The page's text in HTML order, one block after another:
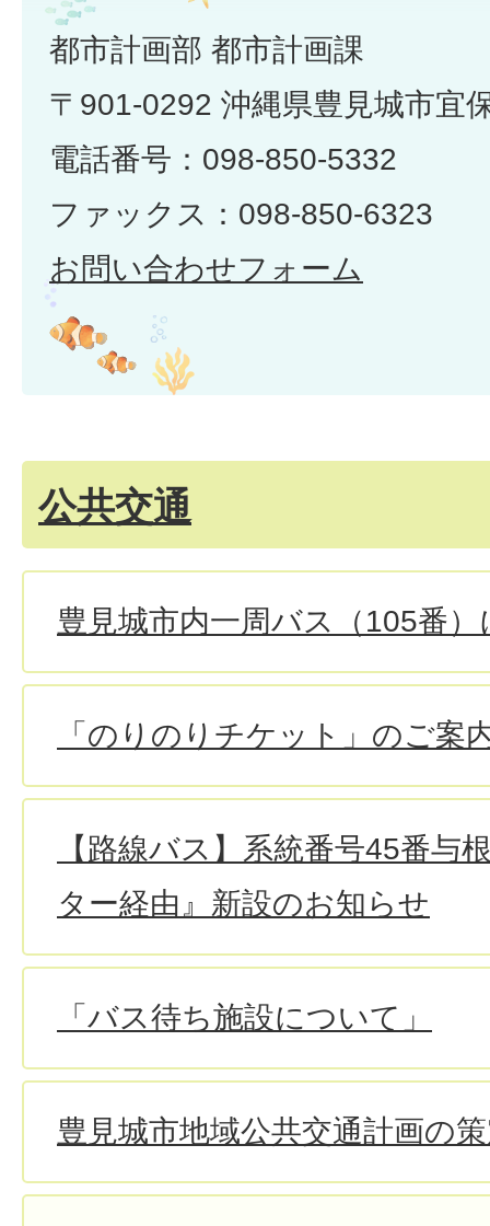
都市計画部 都市計画課
〒901-0292 沖縄県豊見城市宜
電話番号：098-850-5332
ファックス：098-850-6323
お問い合わせフォーム
公共交通
豊見城市内一周バス（105番
「のりのりチケット」のご案
【路線バス】系統番号45番与
ター経由』新設のお知らせ
「バス待ち施設について」
豊見城市地域公共交通計画の